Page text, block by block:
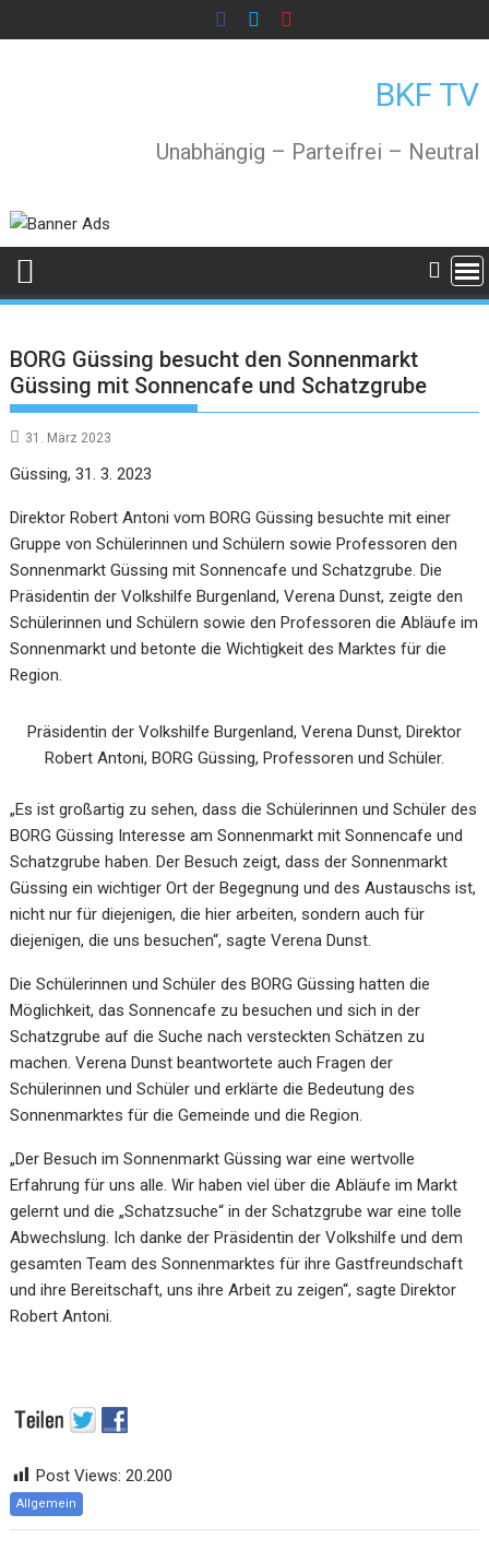
to
BKF TV
Unabhängig – Parteifrei – Neutral
BORG Güssing besucht den Sonnenmarkt
Güssing mit Sonnencafe und Schatzgrube
31. März 2023
Güssing, 31. 3. 2023
Direktor Robert Antoni vom BORG Güssing besuchte mit einer
Gruppe von Schülerinnen und Schülern sowie Professoren den
Sonnenmarkt Güssing mit Sonnencafe und Schatzgrube. Die
Präsidentin der Volkshilfe Burgenland, Verena Dunst, zeigte den
Schülerinnen und Schülern sowie den Professoren die Abläufe im
Sonnenmarkt und betonte die Wichtigkeit des Marktes für die
Region.
Präsidentin der Volkshilfe Burgenland, Verena Dunst, Direktor
Robert Antoni, BORG Güssing, Professoren und Schüler.
„Es ist großartig zu sehen, dass die Schülerinnen und Schüler des
BORG Güssing Interesse am Sonnenmarkt mit Sonnencafe und
Schatzgrube haben. Der Besuch zeigt, dass der Sonnenmarkt
Güssing ein wichtiger Ort der Begegnung und des Austauschs ist,
nicht nur für diejenigen, die hier arbeiten, sondern auch für
diejenigen, die uns besuchen“, sagte Verena Dunst.
Die Schülerinnen und Schüler des BORG Güssing hatten die
Möglichkeit, das Sonnencafe zu besuchen und sich in der
Schatzgrube auf die Suche nach versteckten Schätzen zu
machen. Verena Dunst beantwortete auch Fragen der
Schülerinnen und Schüler und erklärte die Bedeutung des
Sonnenmarktes für die Gemeinde und die Region.
„Der Besuch im Sonnenmarkt Güssing war eine wertvolle
Erfahrung für uns alle. Wir haben viel über die Abläufe im Markt
gelernt und die „Schatzsuche“ in der Schatzgrube war eine tolle
Abwechslung. Ich danke der Präsidentin der Volkshilfe und dem
gesamten Team des Sonnenmarktes für ihre Gastfreundschaft
und ihre Bereitschaft, uns ihre Arbeit zu zeigen“, sagte Direktor
Robert Antoni.
Post Views: 20.200
Allgemein